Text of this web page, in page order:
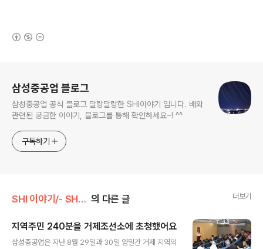
삼성중공업 블로그
삼성중공업 공식 블로그 말랑말랑한 SHI이야기 입니다. 배와
관련된 궁금한 이야기, 블로그를 통해 확인하세요~! ^^
구독하기
SHI 이야기/- SHI 행복나눔 의 다른 글 더보기
지역주민 240분을 거제조선소에 초청했어요
삼성중공업은 지난 8월 29일과 30일 양일간 거제 지역의